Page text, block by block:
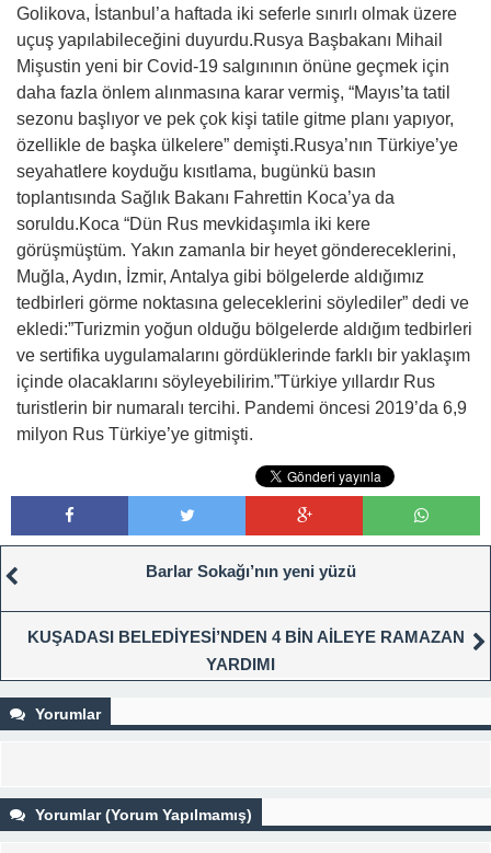
Golikova, İstanbul’a haftada iki seferle sınırlı olmak üzere
uçuş yapılabileceğini duyurdu.Rusya Başbakanı Mihail
Mişustin yeni bir Covid-19 salgınının önüne geçmek için
daha fazla önlem alınmasına karar vermiş, “Mayıs’ta tatil
sezonu başlıyor ve pek çok kişi tatile gitme planı yapıyor,
özellikle de başka ülkelere” demişti.Rusya’nın Türkiye’ye
seyahatlere koyduğu kısıtlama, bugünkü basın
toplantısında Sağlık Bakanı Fahrettin Koca’ya da
soruldu.Koca “Dün Rus mevkidaşımla iki kere
görüşmüştüm. Yakın zamanla bir heyet göndereceklerini,
Muğla, Aydın, İzmir, Antalya gibi bölgelerde aldığımız
tedbirleri görme noktasına geleceklerini söylediler” dedi ve
ekledi:”Turizmin yoğun olduğu bölgelerde aldığım tedbirleri
ve sertifika uygulamalarını gördüklerinde farklı bir yaklaşım
içinde olacaklarını söyleyebilirim.”Türkiye yıllardır Rus
turistlerin bir numaralı tercihi. Pandemi öncesi 2019’da 6,9
milyon Rus Türkiye’ye gitmişti.
Barlar Sokağı’nın yeni yüzü
KUŞADASI BELEDİYESİ’NDEN 4 BİN AİLEYE RAMAZAN
YARDIMI
Yorumlar
Yorumlar (Yorum Yapılmamış)